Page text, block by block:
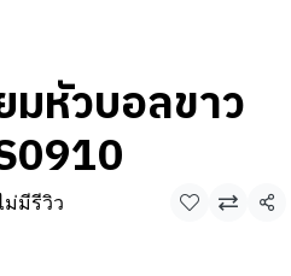
มหัวบอลขาว
ม่มีรีวิว
แชร์